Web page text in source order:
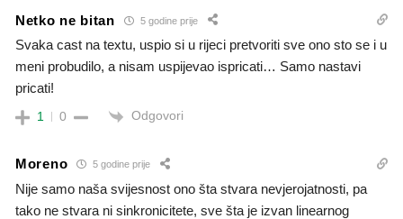
Netko ne bitan 5 godine prije
Svaka cast na textu, uspio si u rijeci pretvoriti sve ono sto se i u
meni probudilo, a nisam uspijevao ispricati… Samo nastavi
pricati!
1 0 Odgovori
Moreno 5 godine prije
Nije samo naša svijesnost ono šta stvara nevjerojatnosti, pa
tako ne stvara ni sinkronicitete, sve šta je izvan linearnog